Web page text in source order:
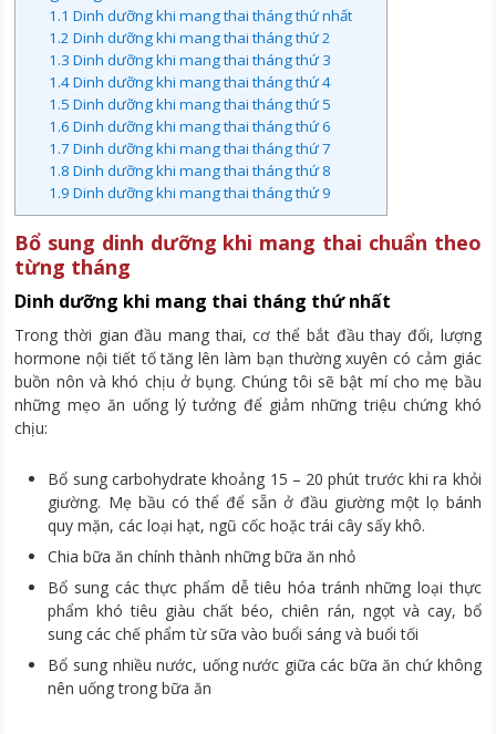
1.1 Dinh dưỡng khi mang thai tháng thứ nhất
1.2 Dinh dưỡng khi mang thai tháng thứ 2
1.3 Dinh dưỡng khi mang thai tháng thứ 3
1.4Dinh dưỡng khi mang thai tháng thứ 4
1.5 Dinh dưỡng khi mang thai tháng thứ 5
1.6 Dinh dưỡng khi mang thai tháng thứ 6
1.7 Dinh dưỡng khi mang thai tháng thứ 7
1.8 Dinh dưỡng khi mang thai tháng thứ 8
1.9 Dinh dưỡng khi mang thai tháng thứ 9
Bổ sung dinh dưỡng khi mang thai chuẩn theo
từng tháng
Dinh dưỡng khi mang thai tháng thứ nhất
Trong thời gian đầu mang thai, cơ thể bắt đầu thay đổi, lượng
hormone nội tiết tố tăng lên làm bạn thường xuyên có cảm giác
buồn nôn và khó chịu ở bụng. Chúng tôi sẽ bật mí cho mẹ bầu
những mẹo ăn uống lý tưởng để giảm những triệu chứng khó
chịu:
Bổ sung carbohydrate khoảng 15 – 20 phút trước khi ra khỏi
giường. Mẹ bầu có thể để sẵn ở đầu giường một lọ bánh
quy mặn, các loại hạt, ngũ cốc hoặc trái cây sấy khô.
Chia bữa ăn chính thành những bữa ăn nhỏ
Bổ sung các thực phẩm dễ tiêu hóa tránh những loại thực
phẩm khó tiêu giàu chất béo, chiên rán, ngọt và cay, bổ
sung các chế phẩm từ sữa vào buổi sáng và buổi tối
Bổ sung nhiều nước, uống nước giữa các bữa ăn chứ không
nên uống trong bữa ăn